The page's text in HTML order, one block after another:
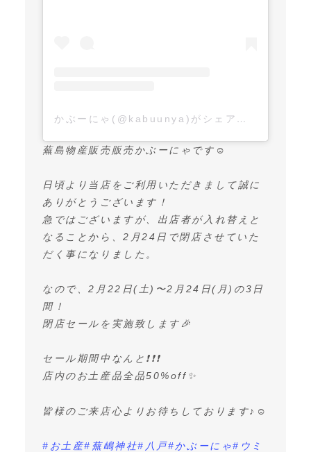
かぶーにゃ(@kabuunya)がシェアした投稿
蕪島物産販売販売かぶーにゃです☺️
日頃より当店をご利用いただきまして誠に
ありがとうございます！
急ではございますが、出店者が入れ替えと
なることから、2月24日で閉店させていた
だく事になりました。
なので、2月22日(土)〜2月24日(月)の3日
間！
閉店セールを実施致します🎉
セール期間中なんと❗️❗️❗️
店内のお土産品全品50%off✨
皆様のご来店心よりお待ちしております♪☺️
#お土産#蕪嶋神社#八戸#かぶーにゃ#ウミ